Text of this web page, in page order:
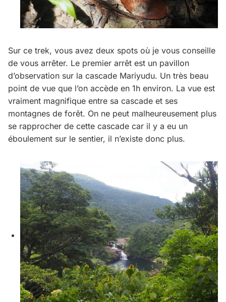
Sur ce trek, vous avez deux spots où je vous conseille
de vous arrêter. Le premier arrêt est un pavillon
d’observation sur la cascade Mariyudu. Un très beau
point de vue que l’on accède en 1h environ. La vue est
vraiment magnifique entre sa cascade et ses
montagnes de forêt. On ne peut malheureusement plus
se rapprocher de cette cascade car il y a eu un
éboulement sur le sentier, il n’existe donc plus.